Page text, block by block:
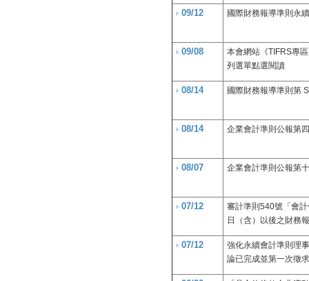
09/12 國際財務報導準則永
09/08
本會網站《TIFRS專
列選單點選閱讀
08/14 國際財務報導準則第
08/14 企業會計準則公報第
08/07 企業會計準則公報第
07/12
審計準則540號「會
日（含）以後之財務
07/12
強化永續會計準則理
論已完成並第一次徵